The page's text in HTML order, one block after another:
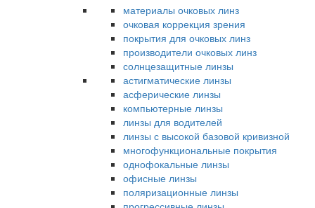
материалы очковых линз
очковая коррекция зрения
покрытия для очковых линз
производители очковых линз
солнцезащитные линзы
астигматические линзы
асферические линзы
компьютерные линзы
линзы для водителей
линзы с высокой базовой кривизной
многофункциональные покрытия
однофокальные линзы
офисные линзы
поляризационные линзы